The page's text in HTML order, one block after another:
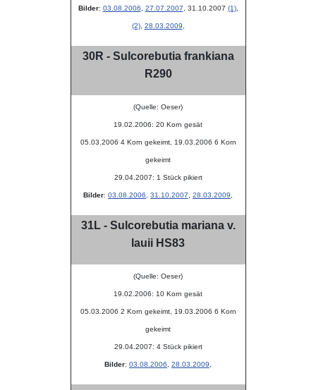
Bilder: 03.08.2006 27.07.2007 , 31.10.2007 (1),
(2), 28.03.2009
30R - Sulcorebutia frankiana
R290
(Quelle: Oeser)
19.02.2006: 20 Korn gesät
05.03.2006 4 Korn gekeimt, 19.03.2006 6 Korn
gekeimt
29.04.2007: 1 Stück pikiert
Bilder: 03.08.2006 31.10.2007 28.03.2009
31L - Sulcorebutia mariana v.
lauii HS83
(Quelle: Oeser)
19.02.2006: 10 Korn gesät
05.03.2006 2 Korn gekeimt, 19.03.2006 6 Korn
gekeimt
29.04.2007: 4 Stück pikiert
Bilder: 03.08.2006 28.03.2009